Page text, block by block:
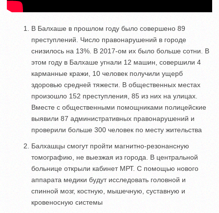
В Балхаше в прошлом году было совершено 89
преступлений. Число правонарушений в городе
снизилось на 13%. В 2017-ом их было больше сотни. В
этом году в Балхаше угнали 12 машин, совершили 4
карманные кражи, 10 человек получили ущерб
здоровью средней тяжести. В общественных местах
произошло 152 преступления, 85 из них на улицах.
Вместе с общественными помощниками полицейские
выявили 87 административных правонарушений и
проверили больше 300 человек по месту жительства
Балхашцы смогут пройти магнитно-резонансную
томографию, не выезжая из города. В центральной
больнице открыли кабинет МРТ. С помощью нового
аппарата медики будут исследовать головной и
спинной мозг, костную, мышечную, суставную и
кровеносную системы